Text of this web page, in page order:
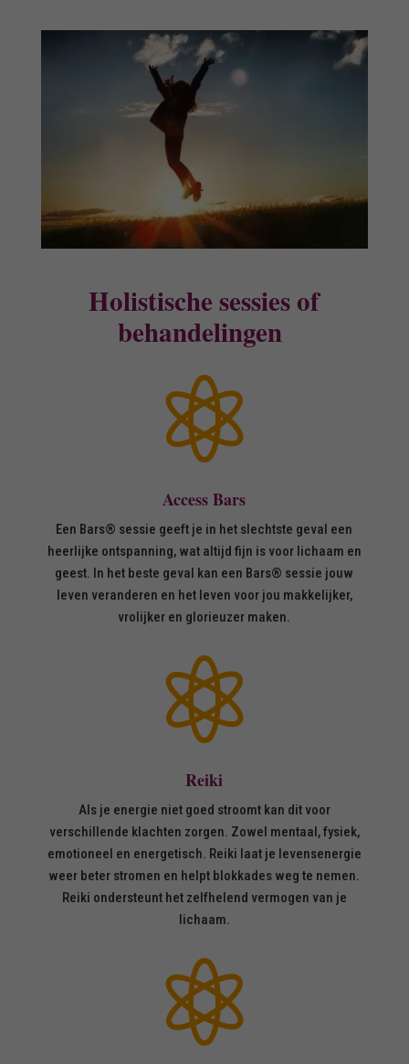
Holistische sessies of
behandelingen

Access Bars
Een Bars® sessie geeft je in het slechtste geval een
heerlijke ontspanning, wat altijd fijn is voor lichaam en
geest. In het beste geval kan een Bars® sessie jouw
leven veranderen en het leven voor jou makkelijker,
vrolijker en glorieuzer maken.

Reiki
Als je energie niet goed stroomt kan dit voor
verschillende klachten zorgen. Zowel mentaal, fysiek,
emotioneel en energetisch. Reiki laat je levensenergie
weer beter stromen en helpt blokkades weg te nemen.
Reiki ondersteunt het zelfhelend vermogen van je
lichaam.
